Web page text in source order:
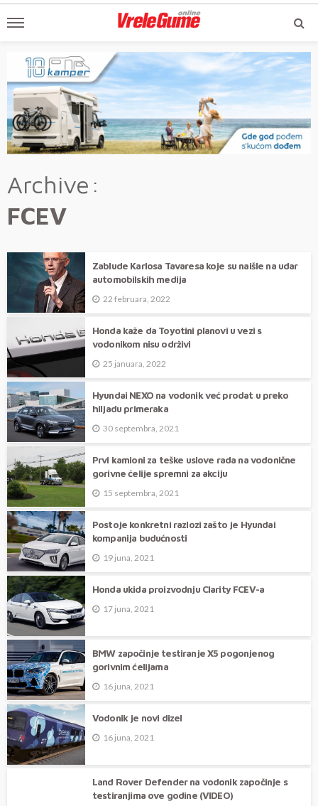
Archive
FCEV
Zablude Karlosa Tavaresa koje su naišle na udar
automobilskih medija
22 februara, 2022
Honda kaže da Toyotini planovi u vezi s
vodonikom nisu održivi
25 januara, 2022
Hyundai NEXO na vodonik već prodat u preko
hiljadu primeraka
30 septembra, 2021
Prvi kamioni za teške uslove rada na vodonične
gorivne ćelije spremni za akciju
15 septembra, 2021
Postoje konkretni razlozi zašto je Hyundai
kompanija budućnosti
19 juna, 2021
Honda ukida proizvodnju Clarity FCEV-a
17 juna, 2021
BMW započinje testiranje X5 pogonjenog
gorivnim ćelijama
16 juna, 2021
Vodonik je novi dizel
16 juna, 2021
Land Rover Defender na vodonik započinje s
testiranjima ove godine (VIDEO)